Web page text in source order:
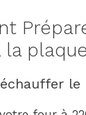
plaque
le